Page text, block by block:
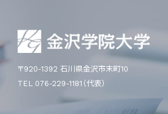
〒920-1392 石川県金沢市末町10
TEL 076-229-1181（代表）